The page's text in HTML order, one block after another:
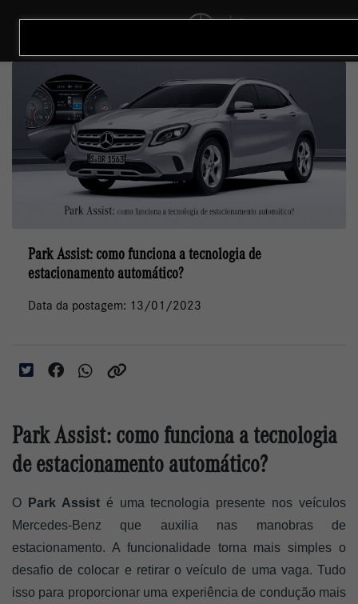
Park Assist: como funciona a tecnologia de
estacionamento automático?
Data da postagem: 13/01/2023
Park Assist: como funciona a tecnologia
de estacionamento automático?
O Park Assist é uma tecnologia presente nos veículos
Mercedes-Benz que auxilia nas manobras de
estacionamento. A funcionalidade torna mais simples o
desafio de colocar e retirar o veículo de uma vaga. Tudo
isso para proporcionar uma experiência de condução mais